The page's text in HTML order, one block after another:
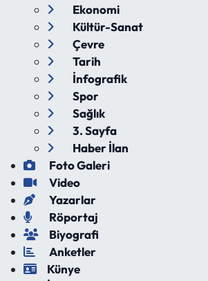
Ekonomi
Kültür-Sanat
Çevre
Tarih
İnfografik
Spor
Sağlık
3. Sayfa
Haber İlan
Foto Galeri
Video
Yazarlar
Röportaj
Biyografi
Anketler
Künye